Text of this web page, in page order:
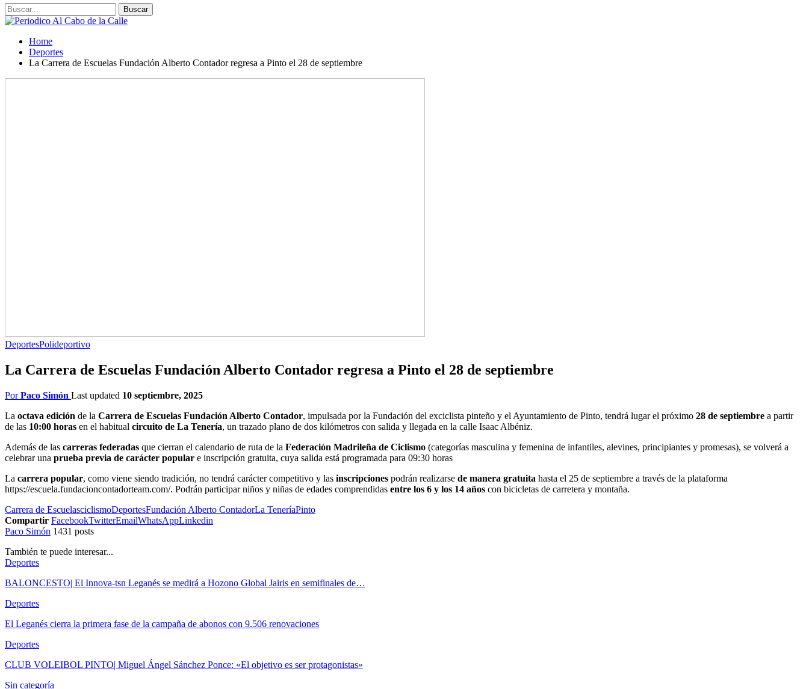
Home
Deportes
La Carrera de Escuelas Fundación Alberto Contador regresa a Pinto el 28 de septiembre
DeportesPolideportivo
La Carrera de Escuelas Fundación Alberto Contador regresa a Pinto el 28 de septiembre
PorPaco Simón Last updated 10 septiembre, 2025
La octava edición de la Carrera de Escuelas Fundación Alberto Contador, impulsada por la Fundación del exciclista pinteño y el Ayuntamiento de Pinto, tendrá lugar el próximo 28 de septiembre a partir
de las 10:00 horas en el habitual circuito de La Tenería, un trazado plano de dos kilómetros con salida y llegada en la calle Isaac Albéniz.
Además de las carreras federadas que cierran el calendario de ruta de la Federación Madrileña de Ciclismo (categorías masculina y femenina de infantiles, alevines, principiantes y promesas), se volverá a
celebrar una prueba previa de carácter popular e inscripción gratuita, cuya salida está programada para 09:30 horas
La carrera popular, como viene siendo tradición, no tendrá carácter competitivo y las inscripciones podrán realizarse de manera gratuita hasta el 25 de septiembre a través de la plataforma
https://escuela.fundacioncontadorteam.com/. Podrán participar niños y niñas de edades comprendidas entre los 6 y los 14 años con bicicletas de carretera y montaña.
Carrera de EscuelasciclismoDeportesFundación Alberto ContadorLa TeneríaPinto
Compartir FacebookTwitterEmailWhatsAppLinkedin
Paco Simón 1431 posts
También te puede interesar...
Deportes
BALONCESTO| El Innova-tsn Leganés se medirá a Hozono Global Jairis en semifinales de…
Deportes
El Leganés cierra la primera fase de la campaña de abonos con 9.506 renovaciones
Deportes
CLUB VOLEIBOL PINTO| Miguel Ángel Sánchez Ponce: «El objetivo es ser protagonistas»
Sin categoría